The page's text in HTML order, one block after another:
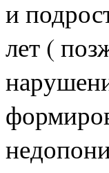
и
лет (